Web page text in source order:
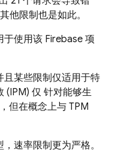
他限制也是如此。
使用该 Firebase 项
且某些限制仅适用于特
(IPM) 仅 针对能够生
但在概念上与 TPM
速率限制更为严格。